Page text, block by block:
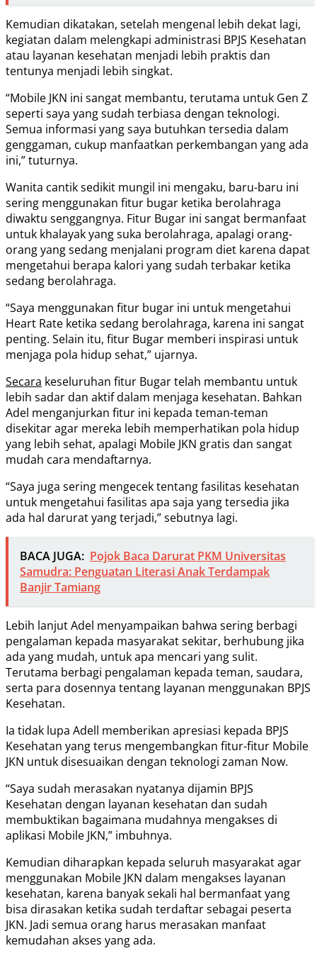
Kemudian dikatakan, setelah mengenal lebih dekat lagi,
kegiatan dalam melengkapi administrasi BPJS Kesehatan
atau layanan kesehatan menjadi lebih praktis dan
tentunya menjadi lebih singkat.
“Mobile JKN ini sangat membantu, terutama untuk Gen Z
seperti saya yang sudah terbiasa dengan teknologi.
Semua informasi yang saya butuhkan tersedia dalam
genggaman, cukup manfaatkan perkembangan yang ada
ini,” tuturnya.
Wanita cantik sedikit mungil ini mengaku, baru-baru ini
sering menggunakan fitur bugar ketika berolahraga
diwaktu senggangnya. Fitur Bugar ini sangat bermanfaat
untuk khalayak yang suka berolahraga, apalagi orang-
orang yang sedang menjalani program diet karena dapat
mengetahui berapa kalori yang sudah terbakar ketika
sedang berolahraga.
“Saya menggunakan fitur bugar ini untuk mengetahui
Heart Rate ketika sedang berolahraga, karena ini sangat
penting. Selain itu, fitur Bugar memberi inspirasi untuk
menjaga pola hidup sehat,” ujarnya.
Secara keseluruhan fitur Bugar telah membantu untuk
lebih sadar dan aktif dalam menjaga kesehatan. Bahkan
Adel menganjurkan fitur ini kepada teman-teman
disekitar agar mereka lebih memperhatikan pola hidup
yang lebih sehat, apalagi Mobile JKN gratis dan sangat
mudah cara mendaftarnya.
“Saya juga sering mengecek tentang fasilitas kesehatan
untuk mengetahui fasilitas apa saja yang tersedia jika
ada hal darurat yang terjadi,” sebutnya lagi.
BACA JUGA: Pojok Baca Darurat PKM Universitas
Samudra: Penguatan Literasi Anak Terdampak
Banjir Tamiang
Lebih lanjut Adel menyampaikan bahwa sering berbagi
pengalaman kepada masyarakat sekitar, berhubung jika
ada yang mudah, untuk apa mencari yang sulit.
Terutama berbagi pengalaman kepada teman, saudara,
serta para dosennya tentang layanan menggunakan BPJS
Kesehatan.
Ia tidak lupa Adell memberikan apresiasi kepada BPJS
Kesehatan yang terus mengembangkan fitur-fitur Mobile
JKN untuk disesuaikan dengan teknologi zaman Now.
“Saya sudah merasakan nyatanya dijamin BPJS
Kesehatan dengan layanan kesehatan dan sudah
membuktikan bagaimana mudahnya mengakses di
aplikasi Mobile JKN,” imbuhnya.
Kemudian diharapkan kepada seluruh masyarakat agar
menggunakan Mobile JKN dalam mengakses layanan
kesehatan, karena banyak sekali hal bermanfaat yang
bisa dirasakan ketika sudah terdaftar sebagai peserta
JKN. Jadi semua orang harus merasakan manfaat
kemudahan akses yang ada.